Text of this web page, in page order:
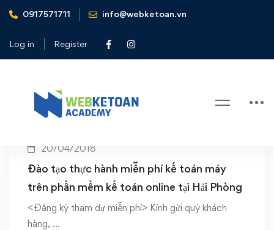
0917571711 info@webketoan.vn
Log in Register
Home tour đào tạo
Tag: tour đào tạo
20/04/2018
Đào tạo thực hành miễn phí kế toán máy
trên phần mềm kế toán online tại Hải Phòng
<Đăng ký tham dự miễn phí> Kính gửi quý khách
hàng, …